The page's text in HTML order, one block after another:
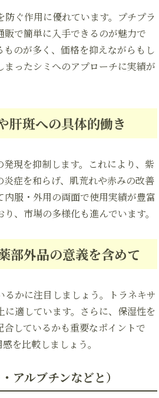
ぐ作用に優れています。プチプラ
で簡単に入手できるのが魅力で
のが多く、価格を抑えながらもし
ったシミへのアプローチに実績が
肝斑への具体的働き
現を抑制します。これにより、紫
症を和らげ、肌荒れや赤みの改善
服・外用の両面で使用実績が豊富
、市場の多様化も進んでいます。
部外品の意義を含めて
かに注目しましょう。トラネキサ
適しています。さらに、保湿性を
しているかも重要なポイントで
を比較しましょう。
アルブチンなどと）